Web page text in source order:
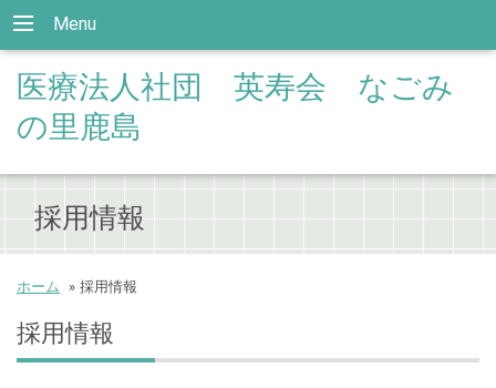
Menu
医療法人社団 英寿会 なごみ
の里鹿島
採用情報
ホーム » 採用情報
採用情報